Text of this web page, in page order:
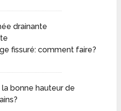
drainante
fissuré: comment faire?
bonne hauteur de